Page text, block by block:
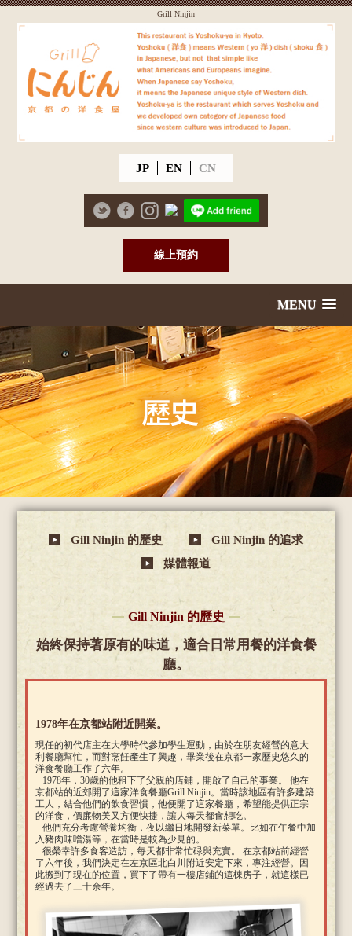
Grill Ninjin
JP EN CN
線上預約
MENU
Gill Ninjin 的歷史
Gill Ninjin 的追求
媒體報道
Gill Ninjin 的歷史
始終保持著原有的味道，適合日常用餐的洋食餐
廳。
1978年在京都站附近開業。
現任的初代店主在大學時代參加學生運動，由於在朋友經營的意大
利餐廳幫忙，而對烹飪產生了興趣，畢業後在京都一家歷史悠久的
洋食餐廳工作了六年。
1978年，30歲的他租下了父親的店鋪，開啟了自己的事業。 他在
京都站的近郊開了這家洋食餐廳Grill Ninjin。當時該地區有許多建築
工人，結合他們的飲食習慣，他便開了這家餐廳，希望能提供正宗
的洋食，價廉物美又方便快捷，讓人每天都會想吃。
他們充分考慮營養均衡，夜以繼日地開發新菜單。比如在午餐中加
入豬肉味噌湯等，在當時是較為少見的。
很榮幸許多食客造訪，每天都非常忙碌與充實。 在京都站前經營
了六年後，我們決定在左京區北白川附近安定下來，專注經營。因
此搬到了現在的位置，買下了帶有一樓店鋪的這棟房子，就這樣已
經過去了三十余年。